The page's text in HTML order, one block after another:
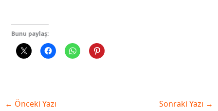
Bunu paylaş:
← Önceki Yazı Sonraki Yazı →